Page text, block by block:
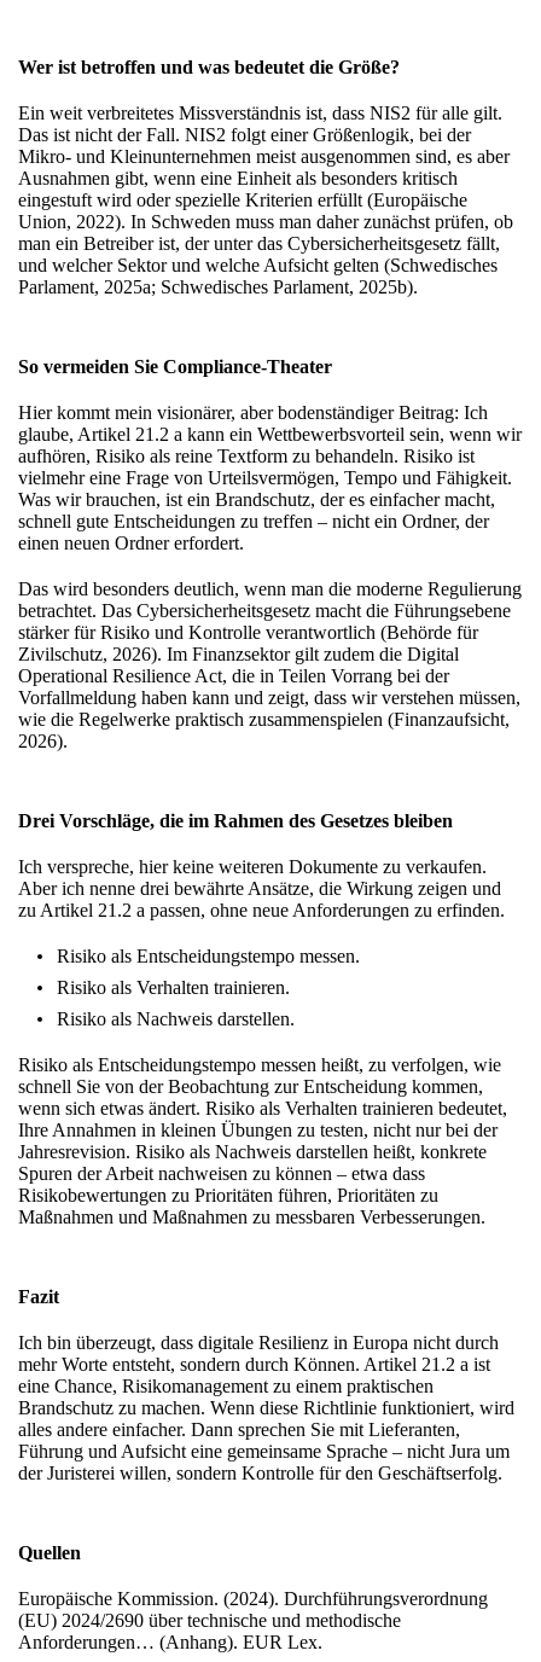
Wer ist betroffen und was bedeutet die Größe?
Ein weit verbreitetes Missverständnis ist, dass NIS2 für alle gilt.
Das ist nicht der Fall. NIS2 folgt einer Größenlogik, bei der
Mikro- und Kleinunternehmen meist ausgenommen sind, es aber
Ausnahmen gibt, wenn eine Einheit als besonders kritisch
eingestuft wird oder spezielle Kriterien erfüllt (Europäische
Union, 2022). In Schweden muss man daher zunächst prüfen, ob
man ein Betreiber ist, der unter das Cybersicherheitsgesetz fällt,
und welcher Sektor und welche Aufsicht gelten (Schwedisches
Parlament, 2025a; Schwedisches Parlament, 2025b).
So vermeiden Sie Compliance-Theater
Hier kommt mein visionärer, aber bodenständiger Beitrag: Ich
glaube, Artikel 21.2 a kann ein Wettbewerbsvorteil sein, wenn wir
aufhören, Risiko als reine Textform zu behandeln. Risiko ist
vielmehr eine Frage von Urteilsvermögen, Tempo und Fähigkeit.
Was wir brauchen, ist ein Brandschutz, der es einfacher macht,
schnell gute Entscheidungen zu treffen – nicht ein Ordner, der
einen neuen Ordner erfordert.
Das wird besonders deutlich, wenn man die moderne Regulierung
betrachtet. Das Cybersicherheitsgesetz macht die Führungsebene
stärker für Risiko und Kontrolle verantwortlich (Behörde für
Zivilschutz, 2026). Im Finanzsektor gilt zudem die Digital
Operational Resilience Act, die in Teilen Vorrang bei der
Vorfallmeldung haben kann und zeigt, dass wir verstehen müssen,
wie die Regelwerke praktisch zusammenspielen (Finanzaufsicht,
2026).
Drei Vorschläge, die im Rahmen des Gesetzes bleiben
Ich verspreche, hier keine weiteren Dokumente zu verkaufen.
Aber ich nenne drei bewährte Ansätze, die Wirkung zeigen und
zu Artikel 21.2 a passen, ohne neue Anforderungen zu erfinden.
Risiko als Entscheidungstempo messen.
Risiko als Verhalten trainieren.
Risiko als Nachweis darstellen.
Risiko als Entscheidungstempo messen heißt, zu verfolgen, wie
schnell Sie von der Beobachtung zur Entscheidung kommen,
wenn sich etwas ändert. Risiko als Verhalten trainieren bedeutet,
Ihre Annahmen in kleinen Übungen zu testen, nicht nur bei der
Jahresrevision. Risiko als Nachweis darstellen heißt, konkrete
Spuren der Arbeit nachweisen zu können – etwa dass
Risikobewertungen zu Prioritäten führen, Prioritäten zu
Maßnahmen und Maßnahmen zu messbaren Verbesserungen.
Fazit
Ich bin überzeugt, dass digitale Resilienz in Europa nicht durch
mehr Worte entsteht, sondern durch Können. Artikel 21.2 a ist
eine Chance, Risikomanagement zu einem praktischen
Brandschutz zu machen. Wenn diese Richtlinie funktioniert, wird
alles andere einfacher. Dann sprechen Sie mit Lieferanten,
Führung und Aufsicht eine gemeinsame Sprache – nicht Jura um
der Juristerei willen, sondern Kontrolle für den Geschäftserfolg.
Quellen
Europäische Kommission. (2024). Durchführungsverordnung
(EU) 2024/2690 über technische und methodische
Anforderungen… (Anhang). EUR Lex.